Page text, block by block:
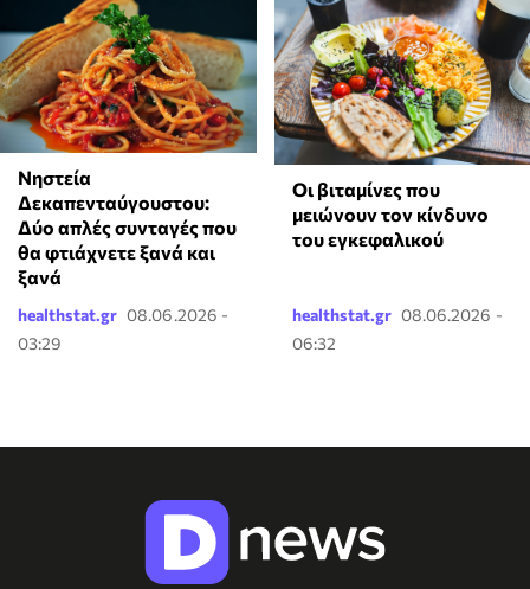
Νηστεία
Δεκαπενταύγουστου:
Δύο απλές συνταγές που
θα φτιάχνετε ξανά και
ξανά
healthstat.gr 08.06.2026 -
03:29
Οι βιταμίνες που
μειώνουν τον κίνδυνο
του εγκεφαλικού
healthstat.gr 08.06.2026 -
06:32